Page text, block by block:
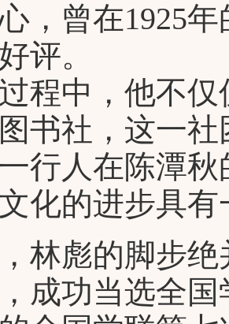
，曾在1925
评。
程中，他不
书社，这一
行人在陈潭
化的进步具
林彪的脚步绝
成功当选全